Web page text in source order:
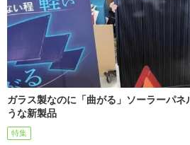
ガラス製なのに「曲がる」ソーラーパ
うな新製品
特集